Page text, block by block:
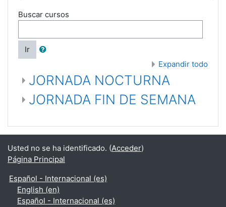
Buscar cursos
Ir
Expandir todo
JORNADA NOCTURNA
JORNADA FIN DE SEMANA
Usted no se ha identificado. (Acceder)
Página Principal
Español - Internacional ‎(es)‎
English ‎(en)‎
Español - Internacional ‎(es)‎